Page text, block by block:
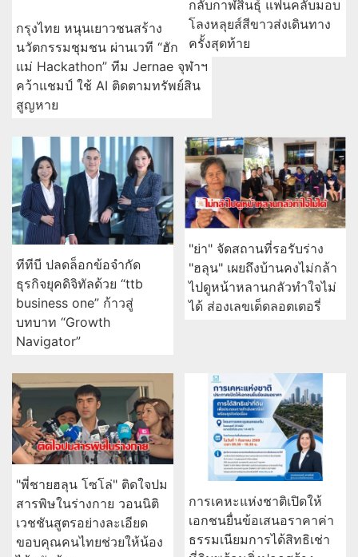
ทีทีบี ปลดล็อกข้อจำกัด
ธุรกิจยุคดิจิทัลด้วย “ttb
บทบาท “Growth
Navigator”
"ย่า" จัดสถานที่รอรับร่าง
"ฮลุน" เผยถึงบ้านคงไม่กล้า
"พี่ชายฮลุน โซโล่" ติดใจปม
สารพิษในร่างกาย วอนนิติ
เวชชันสูตรอย่างละเอียด
ได้กลับบ้าน
ที่ดินพร้อมสิ่งปลูกสร้าง
โครงการเคหะชุมชน
คลองจั่น